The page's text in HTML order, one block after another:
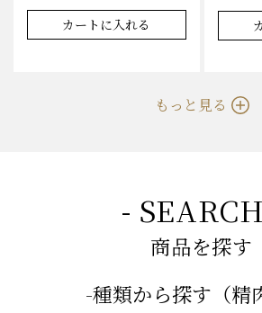
カートに入れる
もっと見る
-
商品を探す
-種類から探す（精